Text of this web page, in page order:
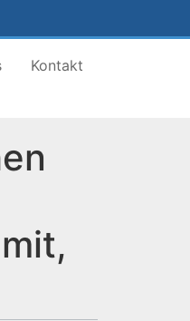
Kontakt